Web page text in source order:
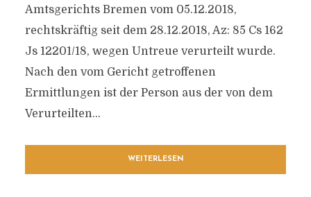
Amtsgerichts Bremen vom 05.12.2018,
rechtskräftig seit dem 28.12.2018, Az: 85 Cs 162
Js 12201/​18, wegen Untreue verurteilt wurde.
Nach den vom Gericht getroffenen
Ermittlungen ist der Person aus der von dem
Verurteilten...
WEITERLESEN